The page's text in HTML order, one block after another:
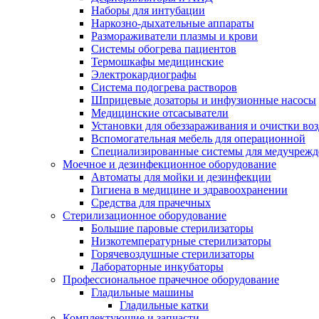
Наборы для интубации
Наркозно-дыхательные аппараты
Размораживатели плазмы и крови
Системы обогрева пациентов
Термошкафы медицинские
Электрокардиографы
Cистема подогрева растворов
Шприцевые дозаторы и инфузионные насосы
Медицинские отсасыватели
Установки для обеззараживания и очистки
Вспомогательная мебель для операционной
Специализированные системы для
Моечное и дезинфекционное оборудование
Автоматы для мойки и дезинфекции
Гигиена в медицине и здравоохранении
Средства для прачечных
Стерилизационное оборудование
Большие паровые стерилизаторы
Низкотемпературные стерилизаторы
Горячевоздушные стерилизаторы
Лабораторные инкубаторы
Профессиональное прачечное оборудование
Гладильные машины
Гладильные катки